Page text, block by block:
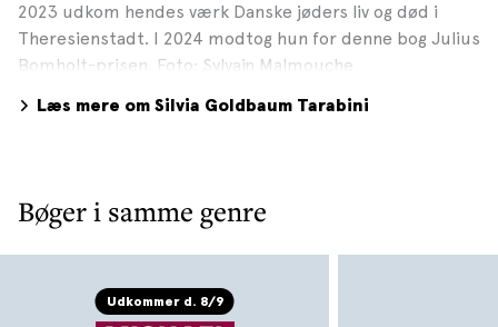
2023 udkom hendes værk Danske jøders liv og død i
Theresienstadt. I 2024 modtog hun for denne bog Julius
Bomholt-prisen. Foto: Sylvain Malmouche
Læs mere om Silvia Goldbaum Tarabini
Bøger i samme genre
Udkommer d. 8/9